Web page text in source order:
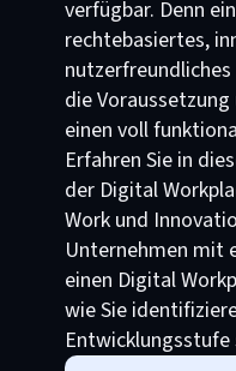
verfügbar. Denn
rechtebasiertes,
die
einen voll
Erfahren Sie in
der Digital
Work und
Unternehmen mit
einen Digital
wie Sie